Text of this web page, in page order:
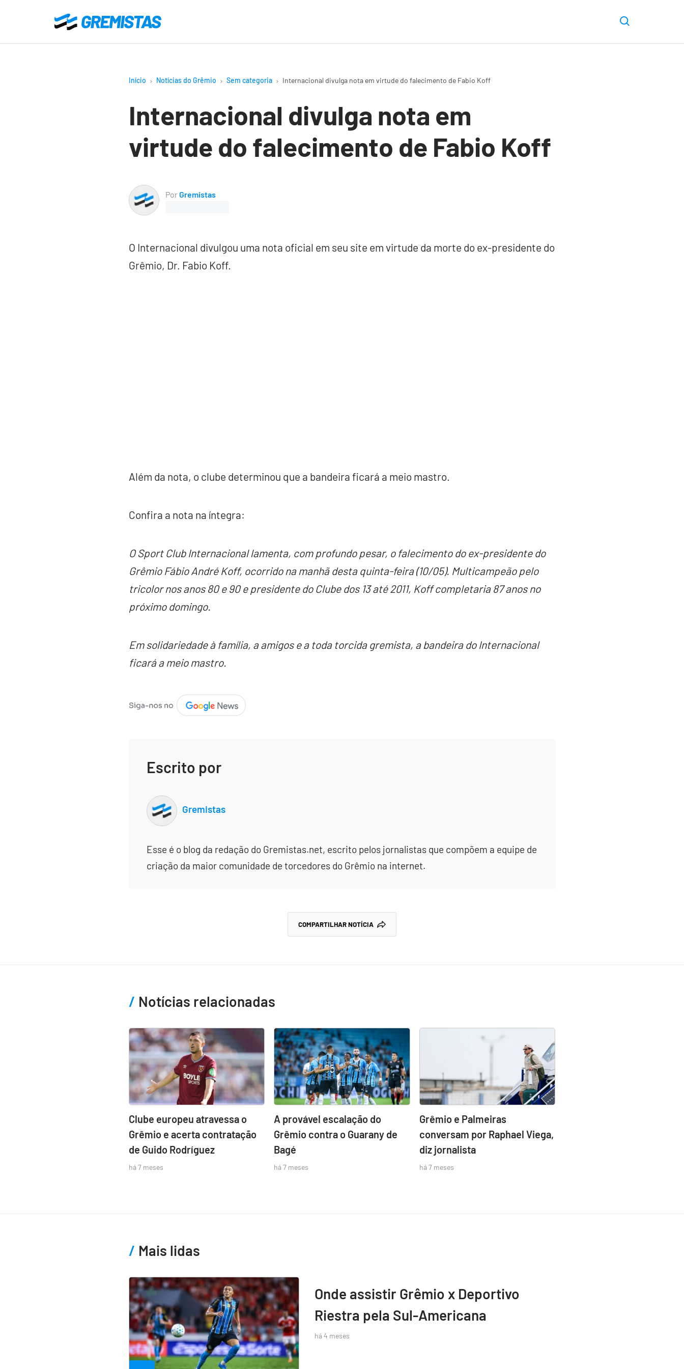
o
Gremistas
Início Notícias do Grêmio Sem categoria Internacional divulga nota em virtude do falecimento de Fabio Koff
Internacional divulga nota em
virtude do falecimento de Fabio Koff
PorGremistas
O Internacional divulgou uma nota oficial em seu site em virtude da morte do ex-presidente do
Grêmio, Dr. Fabio Koff.
Além da nota, o clube determinou que a bandeira ficará a meio mastro.
Confira a nota na íntegra:
O Sport Club Internacional lamenta, com profundo pesar, o falecimento do ex-presidente do
Grêmio Fábio André Koff, ocorrido na manhã desta quinta-feira (10/05). Multicampeão pelo
tricolor nos anos 80 e 90 e presidente do Clube dos 13 até 2011, Koff completaria 87 anos no
próximo domingo.
Em solidariedade à família, a amigos e a toda torcida gremista, a bandeira do Internacional
ficará a meio mastro.
Escrito por
Gremistas
Esse é o blog da redação do Gremistas.net, escrito pelos jornalistas que compõem a equipe de
criação da maior comunidade de torcedores do Grêmio na internet.
COMPARTILHAR NOTÍCIA
Notícias relacionadas
Clube europeu atravessa o
Grêmio e acerta contratação
de Guido Rodríguez
há 7 meses
A provável escalação do
Grêmio contra o Guarany de
Bagé
há 7 meses
Grêmio e Palmeiras
conversam por Raphael Viega,
diz jornalista
há 7 meses
Mais lidas
Onde assistir Grêmio x Deportivo
Riestra pela Sul-Americana
há 4 meses